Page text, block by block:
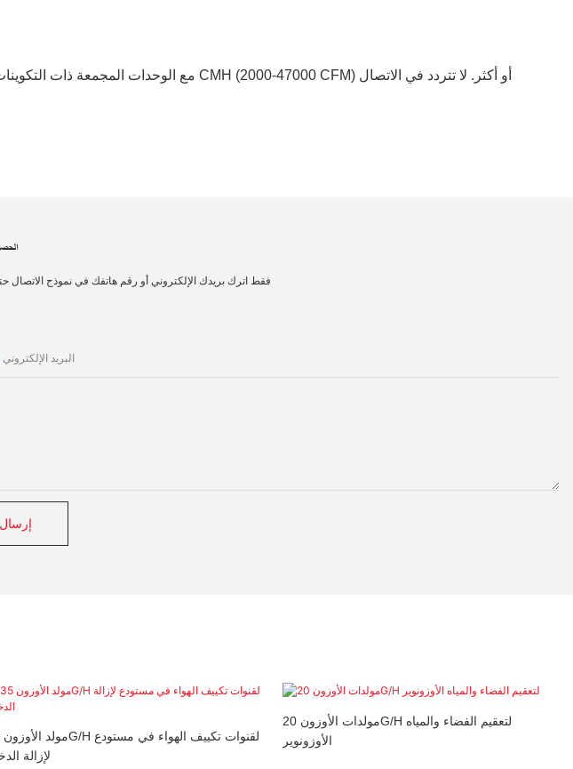
فقط اترك بريدك الإلكتروني أو رقم هاتفك في نموذج
البريد الإلكتروني
لإزالة
مولدات الأوزون 20G/H لتعقيم الفضاء والمياه
الأوزونوير